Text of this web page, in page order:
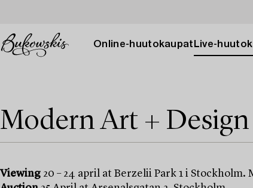
Online-huutokaupat Live-
Modern Art + Design
Viewing 20 – 24 april at Berzelii Park 1 i Stockholm.